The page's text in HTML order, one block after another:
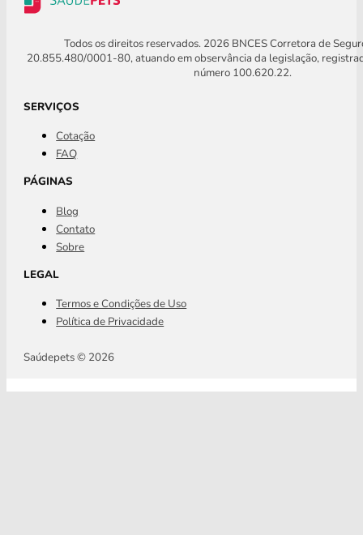
Todos os direitos reservados. 2026 BNCES Corretora de
20.855.480/0001-80, atuando em observância da legislação,
número 100.620.22.
SERVIÇOS
Cotação
FAQ
PÁGINAS
Blog
Contato
Sobre
LEGAL
Termos e Condições de Uso
Política de Privacidade
Saúdepets © 2026